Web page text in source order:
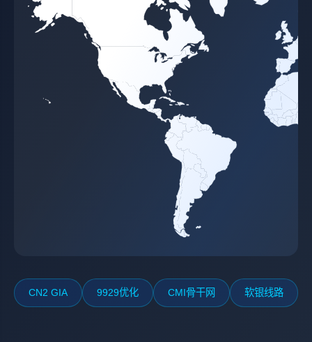
CN2 GIA 9929优化 CMI骨干网 软银线路